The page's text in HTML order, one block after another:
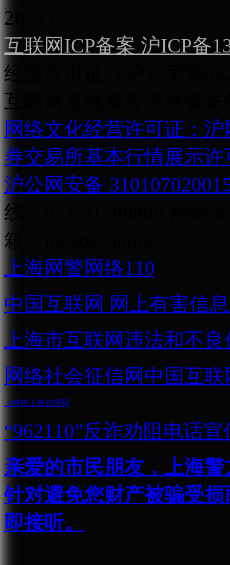
2022）
互联网ICP备案 沪ICP备
经营许可证（沪）字第
互联网直播服务企业备案
网络文化经营许可证：
券交易所基本行情展示许
沪公网安备
线：021-31268888
箱：
上海网警网络110
中国互联网 网上有害信
上海市互联网违法和不
网络社会征信网 中国互
上海市工商管理局
“962110”反诈劝阻电话宣
亲爱的市民朋友，上海
针对避免您财产被骗受
即接听。